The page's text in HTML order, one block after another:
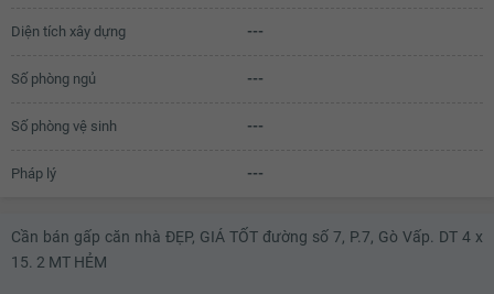
6.48 tỷ
6.5 tỷ
Diện tích xây dựng ---
Số phòng ngủ ---
Số phòng vệ sinh ---
Pháp lý ---
Cần bán gấp căn nhà ĐẸP, GIÁ TỐT đường số 7, P.7, Gò Vấp. DT 4 x
15. 2 MT HẺM